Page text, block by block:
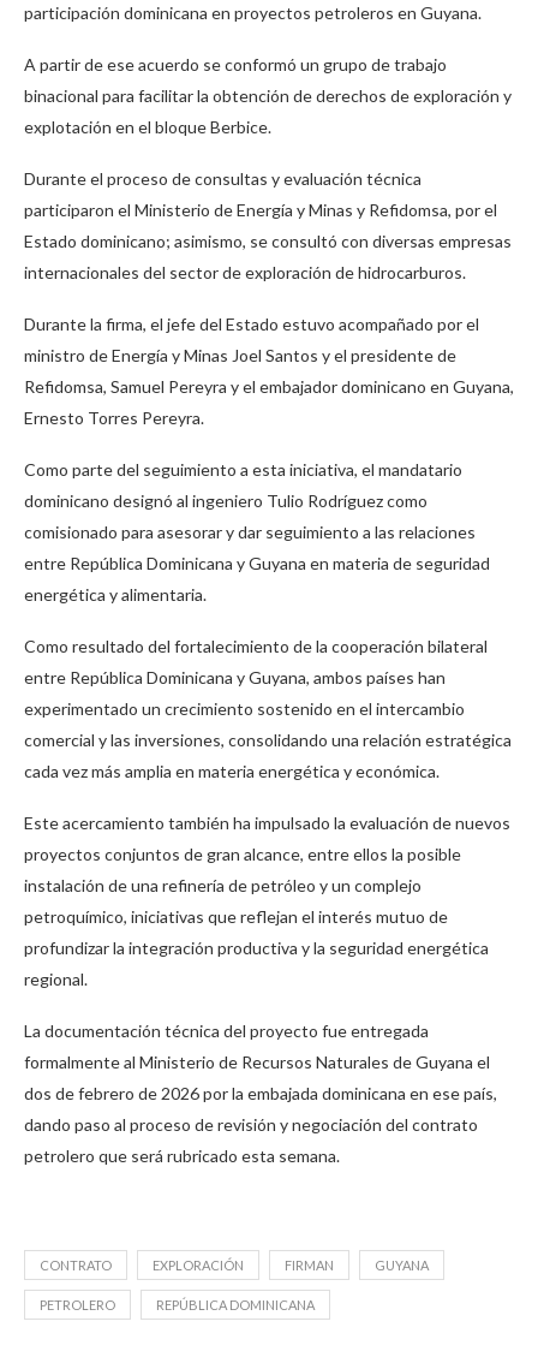
participación dominicana en proyectos petroleros en Guyana.
A partir de ese acuerdo se conformó un grupo de trabajo
binacional para facilitar la obtención de derechos de exploración y
explotación en el bloque Berbice.
Durante el proceso de consultas y evaluación técnica
participaron el Ministerio de Energía y Minas y Refidomsa, por el
Estado dominicano; asimismo, se consultó con diversas empresas
internacionales del sector de exploración de hidrocarburos.
Durante la firma, el jefe del Estado estuvo acompañado por el
ministro de Energía y Minas Joel Santos y el presidente de
Refidomsa, Samuel Pereyra y el embajador dominicano en Guyana,
Ernesto Torres Pereyra.
Como parte del seguimiento a esta iniciativa, el mandatario
dominicano designó al ingeniero Tulio Rodríguez como
comisionado para asesorar y dar seguimiento a las relaciones
entre República Dominicana y Guyana en materia de seguridad
energética y alimentaria.
Como resultado del fortalecimiento de la cooperación bilateral
entre República Dominicana y Guyana, ambos países han
experimentado un crecimiento sostenido en el intercambio
comercial y las inversiones, consolidando una relación estratégica
cada vez más amplia en materia energética y económica.
Este acercamiento también ha impulsado la evaluación de nuevos
proyectos conjuntos de gran alcance, entre ellos la posible
instalación de una refinería de petróleo y un complejo
petroquímico, iniciativas que reflejan el interés mutuo de
profundizar la integración productiva y la seguridad energética
regional.
La documentación técnica del proyecto fue entregada
formalmente al Ministerio de Recursos Naturales de Guyana el
dos de febrero de 2026 por la embajada dominicana en ese país,
dando paso al proceso de revisión y negociación del contrato
petrolero que será rubricado esta semana.
CONTRATO EXPLORACIÓN FIRMAN GUYANA
PETROLERO REPÚBLICA DOMINICANA